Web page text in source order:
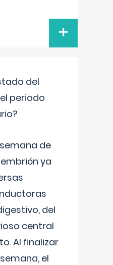
+
del
periodo
de
ya
del
central
Al finalizar
el